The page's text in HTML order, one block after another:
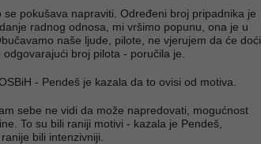
se pokušava napraviti. Određeni broj pripadnika je
radnog odnosa, mi vršimo popunu, ona je u
naše ljude, pilote, ne vjerujem da će doći
broj pilota - poručila je.
- Pendeš je kazala da to ovisi od motiva.
sebe ne vidi da može napredovati, mogućnost
To su bili raniji motivi - kazala je Pendeš,
bili intenzivniji.